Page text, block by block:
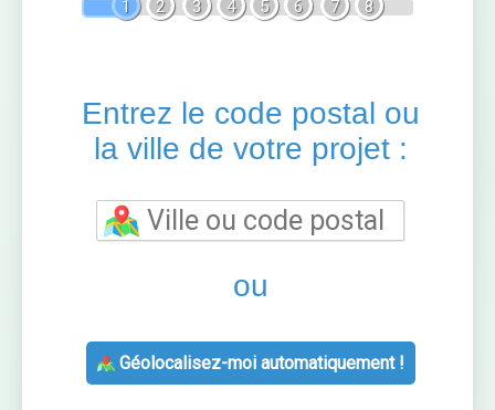
1 2 3 4 5 6 7 8
Entrez le code postal ou
la ville de votre projet :
ou
Géolocalisez-moi automatiquement !